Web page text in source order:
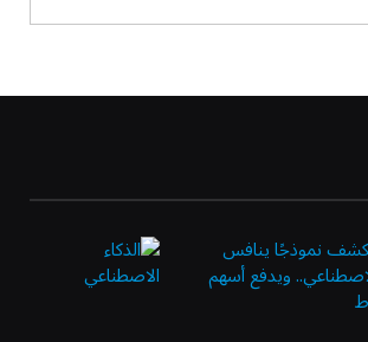
وسط ترقب نتائج المحادثات
يدشن أولى رحلاته إلى مومباي
الثامنة
نموذجًا ينافس
ويدفع أسهم